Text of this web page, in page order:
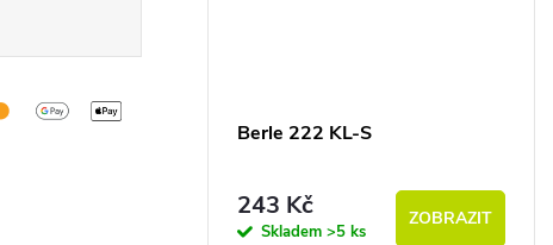
Berle 222 KL-S
243 Kč
Skladem >5 ks
ZOBRAZIT